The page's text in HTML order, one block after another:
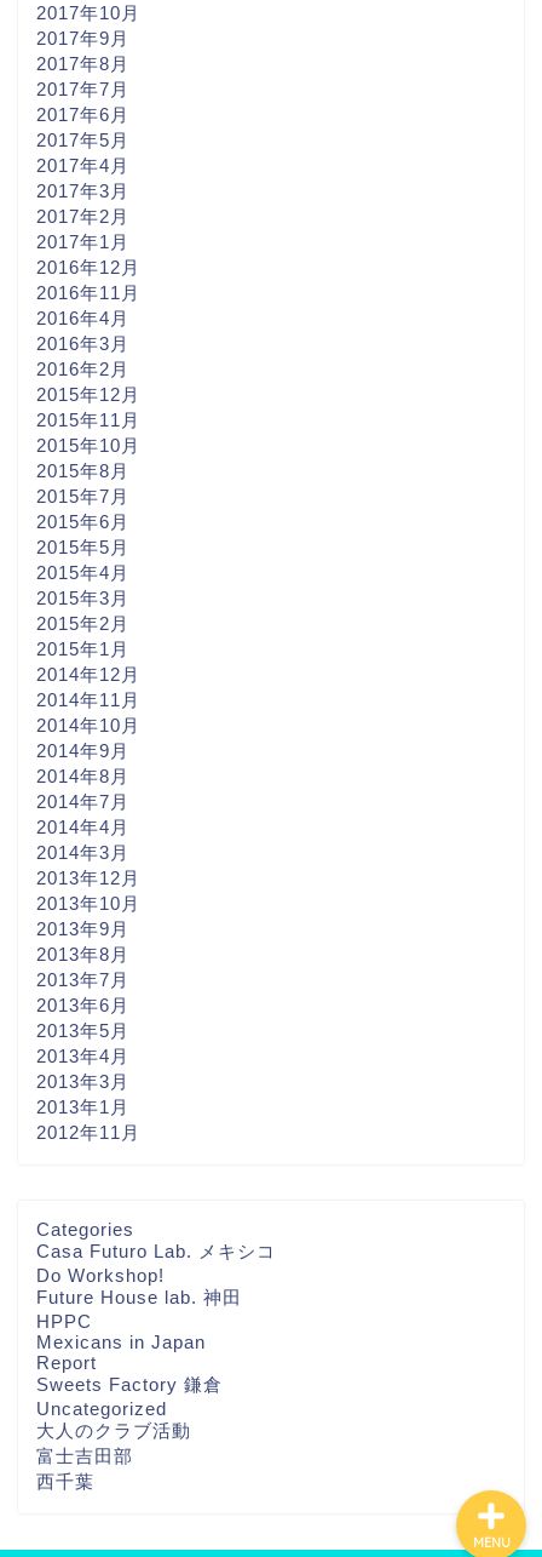
2017年10月
2017年9月
2017年8月
2017年7月
2017年6月
2017年5月
2017年4月
2017年3月
2017年2月
2017年1月
2016年12月
2016年11月
2016年4月
2016年3月
2016年2月
2015年12月
2015年11月
2015年10月
2015年8月
2015年7月
2015年6月
2015年5月
2015年4月
2015年3月
2015年2月
2015年1月
2014年12月
2014年11月
2014年10月
2014年9月
2014年8月
2014年7月
2014年4月
2014年3月
2013年12月
2013年10月
2013年9月
2013年8月
2013年7月
2013年6月
2013年5月
2013年4月
2013年3月
2013年1月
2012年11月
Categories
Casa Futuro Lab. メキシコ
Do Workshop!
Future House lab. 神田
HPPC
Mexicans in Japan
Report
Sweets Factory 鎌倉
Uncategorized
大人のクラブ活動
富士吉田部
西千葉
MENU
NETWORKについて